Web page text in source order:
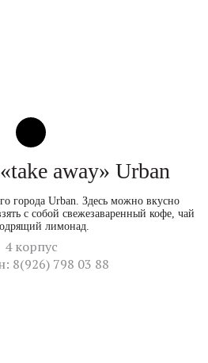
away» Urban
города Urban. Здесь можно вкусно
с собой свежезаваренный кофе, чай
лимонад.
4 корпус
8(926) 798 03 88